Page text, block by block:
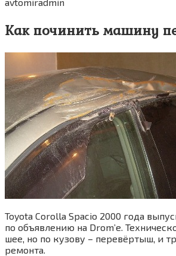
Как починить машину
Toyota Corolla Spacio 2000 года
по объ­яв­ле­нию на Drom’е.
шее, но по кузо­ву – пере­вёр­тыш, и
ремонта.